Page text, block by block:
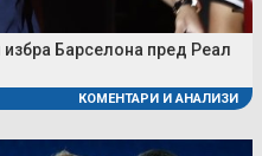
Барселона пред Реал
КОМЕНТАРИ И АНАЛИЗИ